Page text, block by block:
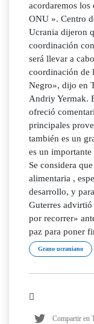
acordaremos los
ONU ». Centro
Ucrania dijeron
coordinación
será llevar a
coordinación de
Negro», dijo en
Andriy Yermak.
ofreció
principales
también es un
es un
Se considera
alimentaria ,
desarrollo, y
Guterres
por recorrer»
paz para poner
Grano ucraniano
Compartir en